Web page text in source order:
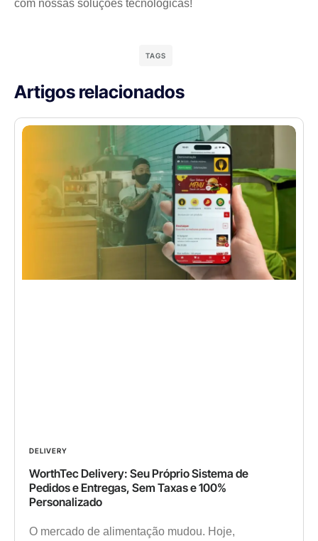
com nossas soluções tecnológicas!
TAGS
Artigos relacionados
DELIVERY
WorthTec Delivery: Seu Próprio Sistema de
Pedidos e Entregas, Sem Taxas e 100%
Personalizado
O mercado de alimentação mudou. Hoje,